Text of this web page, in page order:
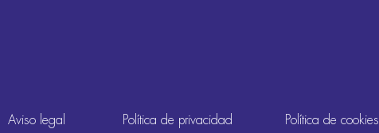
Aviso legal Política de privacidad Política de cookies